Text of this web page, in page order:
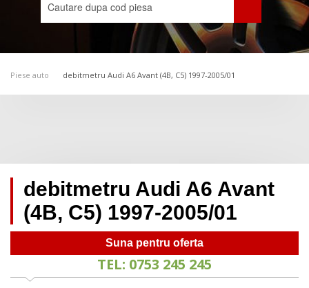
Piese auto debitmetru Audi A6 Avant (4B, C5) 1997-2005/01
debitmetru Audi A6 Avant
(4B, C5) 1997-2005/01
Suna pentru oferta
TEL: 0753 245 245